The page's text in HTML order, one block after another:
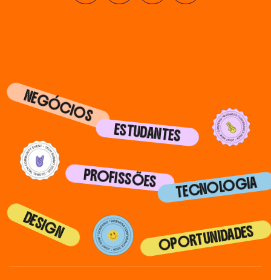
NEGÓCIOS
ESTUDANTES
PROFISSÕES TECNOLOGIA
DESIGN OPORTUNIDADES